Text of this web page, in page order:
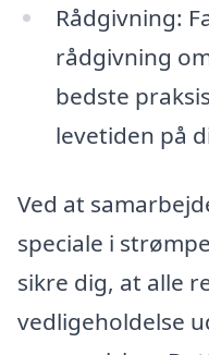
Rådgivning:
rådgivning
bedste
levetiden på
Ved at
speciale i
sikre dig, at alle
vedligeholdelse